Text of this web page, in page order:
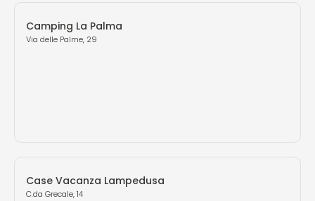
Camping La Palma
Via delle Palme, 29
Case Vacanza Lampedusa
C.da Grecale, 14